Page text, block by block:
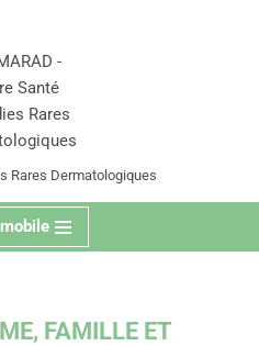
Rares Dermatologiques
FAMILLE ET